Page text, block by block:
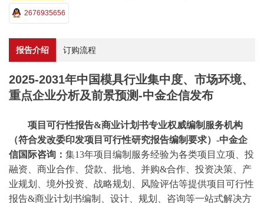
2676935656
报告介绍 订购流程
2025-2031年中国模具行业集中度、市场环境、
重点企业分析及前景预测-中金企信发布
项目可行性报告&商业计划书专业权威编制服务机构
（符合发改委印发项目可行性研究报告编制要求）-中金企
信国际咨询： 集13年项目编制服务经验为各类项目立项、投
融资、商业合作、贷款、批地、并购&合作、投资决策、产
业规划、境外投资、战略规划、风险评估等提供项目可行性
报告&商业计划书编制、设计、规划、咨询等一站式解决方